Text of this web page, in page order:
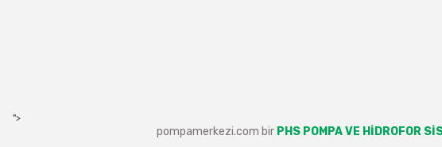
">
pompamerkezi.com bir PHS POMPA VE HİDROFOR